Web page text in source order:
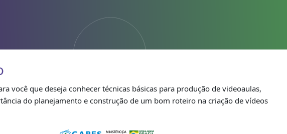
você que deseja conhecer técnicas básicas para produção de videoaulas,
do planejamento e construção de um bom roteiro na criação de vídeos